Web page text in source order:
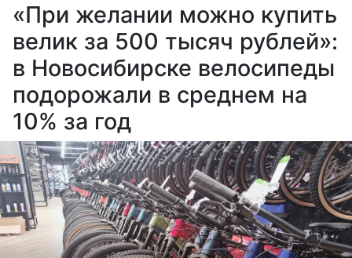
«При желании можно купить
велик за 500 тысяч рублей»:
в Новосибирске велосипеды
подорожали в среднем на
10% за год